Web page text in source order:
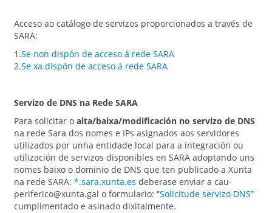
Acceso ao catálogo de servizos proporcionados a través de
SARA:
1.Se non dispón de acceso á rede SARA
2.Se xa dispón de acceso á rede SARA
Servizo de DNS na Rede SARA
Para solicitar oalta/baixa/modificación no servizo de DNS
na rede Sara dos nomes e IPs asignados aos servidores
utilizados por unha entidade local para a integración ou
utilización de servizos disponibles en SARA adoptando uns
nomes baixo o dominio de DNS que ten publicado a Xunta
na rede SARA:*.sara.xunta.es deberase enviar a cau-
periferico@xunta.gal o formulario: “Solicitude servizo DNS”
cumplimentado e asinado dixitalmente.